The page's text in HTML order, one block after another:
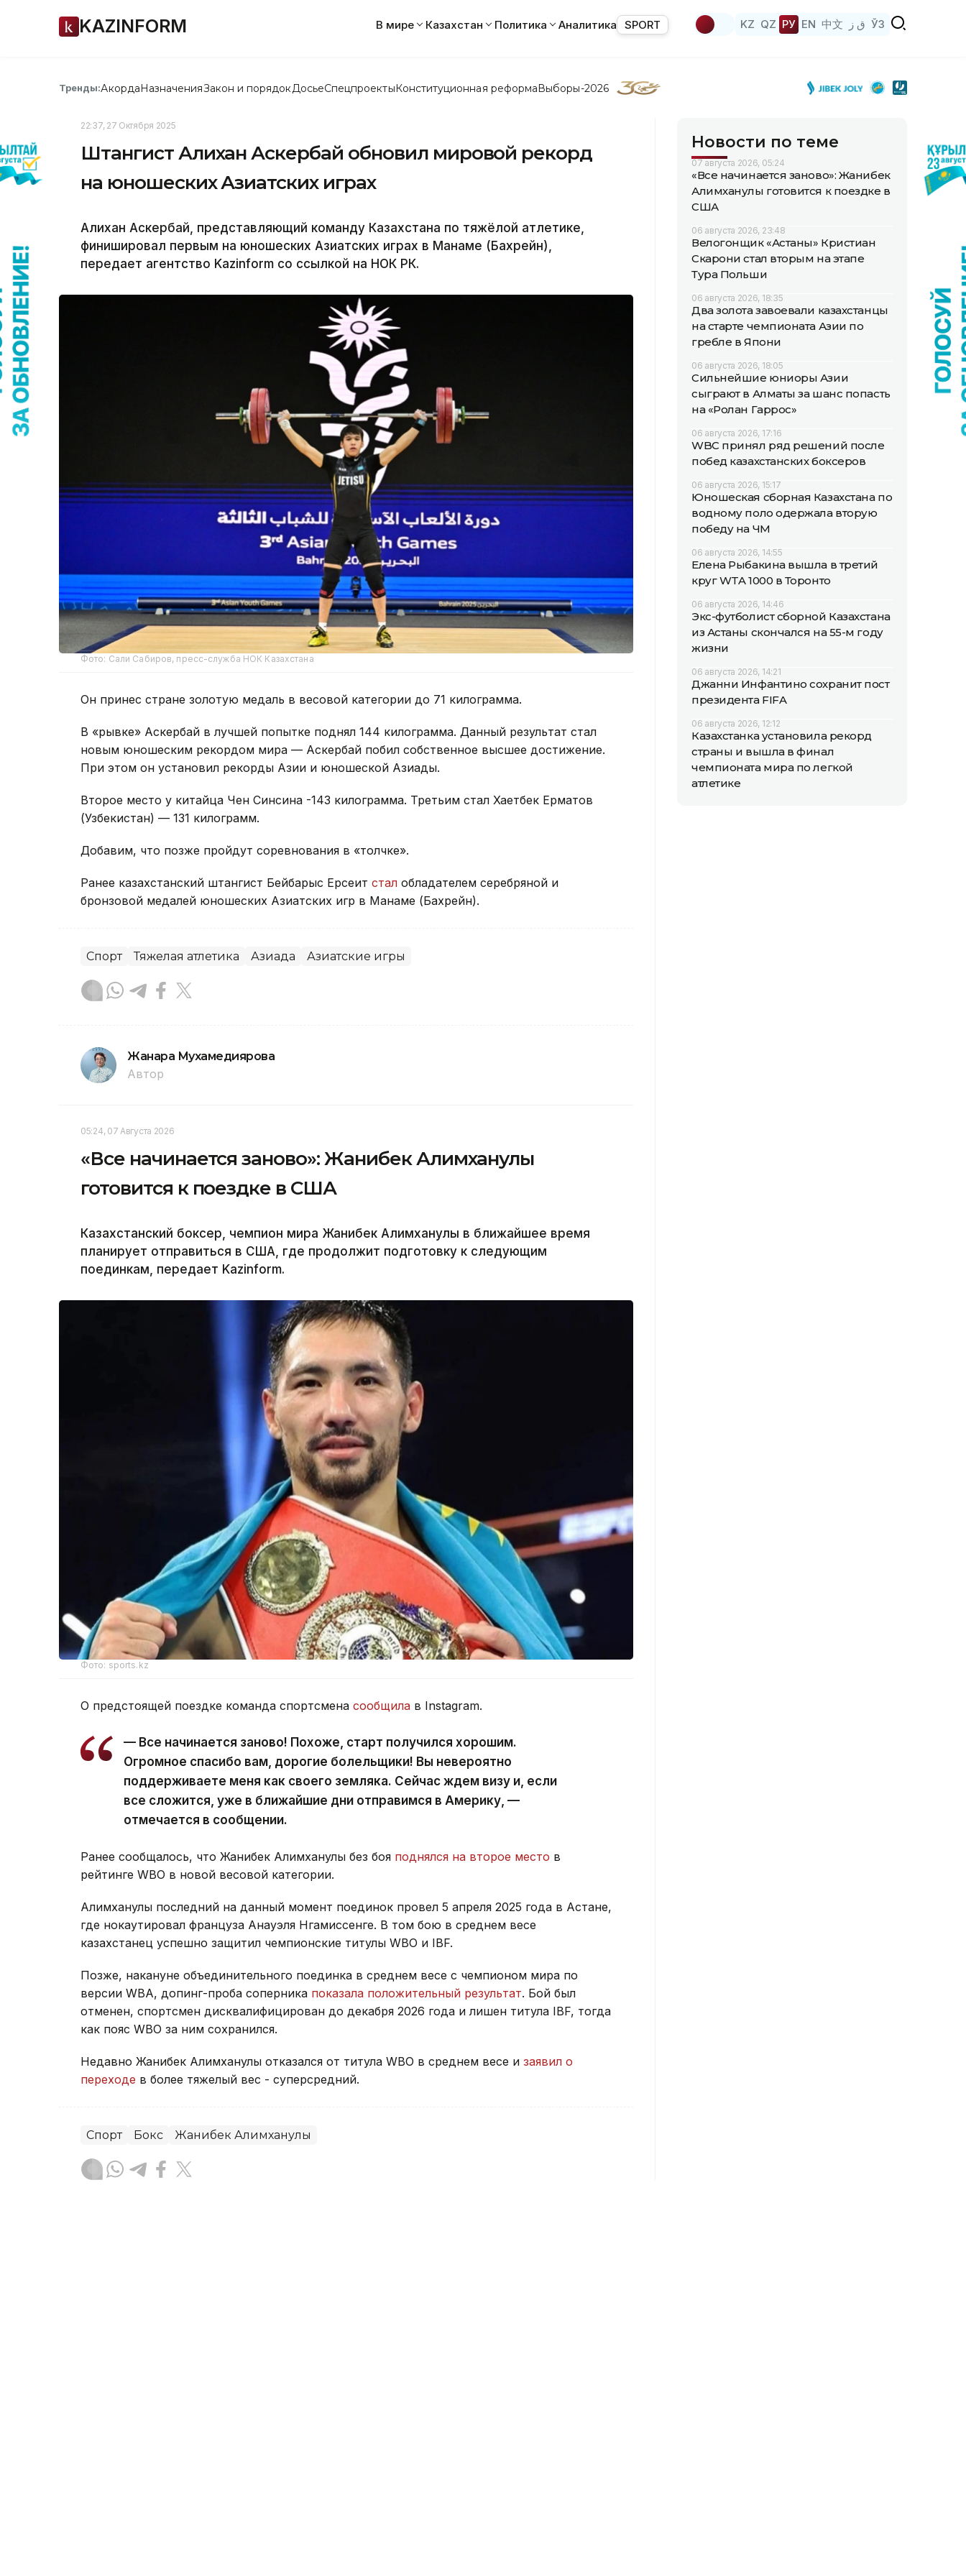
KAZINFORM В мире Казахстан Политика Аналитика SPORT KZ QZ РУ EN 中文 ق ز ЎЗ
Тренды:АкордаНазначенияЗакон и порядок ДосьеСпецпроектыКонституционная реформаВыборы-2026
22:37, 27 Октября 2025
Штангист Алихан Аскербай обновил мировой рекорд
на юношеских Азиатских играх
Алихан Аскербай, представляющий команду Казахстана по тяжёлой атлетике,
финишировал первым на юношеских Азиатских играх в Манаме (Бахрейн),
передает агентство Kazinform со ссылкой на НОК РК.
Фото: Сали Сабиров, пресс-служба НОК Казахстана
Он принес стране золотую медаль в весовой категории до 71 килограмма.
В «рывке» Аскербай в лучшей попытке поднял 144 килограмма. Данный результат стал
новым юношеским рекордом мира — Аскербай побил собственное высшее достижение.
При этом он установил рекорды Азии и юношеской Азиады.
Второе место у китайца Чен Синсина -143 килограмма. Третьим стал Хаетбек Ерматов
(Узбекистан) — 131 килограмм.
Добавим, что позже пройдут соревнования в «толчке».
Ранее казахстанский штангист Бейбарыс Ерсеит стал обладателем серебряной и
бронзовой медалей юношеских Азиатских игр в Манаме (Бахрейн).
Спорт Тяжелая атлетика Азиада Азиатские игры
Жанара Мухамедиярова
Автор
05:24, 07 Августа 2026
«Все начинается заново»: Жанибек Алимханулы
готовится к поездке в США
Казахстанский боксер, чемпион мира Жанибек Алимханулы в ближайшее время
планирует отправиться в США, где продолжит подготовку к следующим
поединкам, передает Kazinform.
Фото: sports.kz
О предстоящей поездке команда спортсмена сообщила в Instagram.
— Все начинается заново! Похоже, старт получился хорошим.
Огромное спасибо вам, дорогие болельщики! Вы невероятно
поддерживаете меня как своего земляка. Сейчас ждем визу и, если
все сложится, уже в ближайшие дни отправимся в Америку, —
отмечается в сообщении.
Ранее сообщалось, что Жанибек Алимханулы без боя поднялся на второе место в
рейтинге WBO в новой весовой категории.
Алимханулы последний на данный момент поединок провел 5 апреля 2025 года в Астане,
где нокаутировал француза Анауэля Нгамиссенге. В том бою в среднем весе
казахстанец успешно защитил чемпионские титулы WBO и IBF.
Позже, накануне объединительного поединка в среднем весе с чемпионом мира по
версии WBA, допинг-проба соперника показала положительный результат. Бой был
отменен, спортсмен дисквалифицирован до декабря 2026 года и лишен титула IBF, тогда
как пояс WBO за ним сохранился.
Недавно Жанибек Алимханулы отказался от титула WBO в среднем весе и заявил о
переходе в более тяжелый вес - суперсредний.
Спорт Бокс Жанибек Алимханулы
Новости по теме
07 августа 2026, 05:24
«Все начинается заново»: Жанибек
Алимханулы готовится к поездке в
США
06 августа 2026, 23:48
Велогонщик «Астаны» Кристиан
Скарони стал вторым на этапе
Тура Польши
06 августа 2026, 18:35
Два золота завоевали казахстанцы
на старте чемпионата Азии по
гребле в Япони
06 августа 2026, 18:05
Сильнейшие юниоры Азии
сыграют в Алматы за шанс попасть
на «Ролан Гаррос»
06 августа 2026, 17:16
WBC принял ряд решений после
побед казахстанских боксеров
06 августа 2026, 15:17
Юношеская сборная Казахстана по
водному поло одержала вторую
победу на ЧМ
06 августа 2026, 14:55
Елена Рыбакина вышла в третий
круг WTA 1000 в Торонто
06 августа 2026, 14:46
Экс-футболист сборной Казахстана
из Астаны скончался на 55-м году
жизни
06 августа 2026, 14:21
Джанни Инфантино сохранит пост
президента FIFA
06 августа 2026, 12:12
Казахстанка установила рекорд
страны и вышла в финал
чемпионата мира по легкой
атлетике